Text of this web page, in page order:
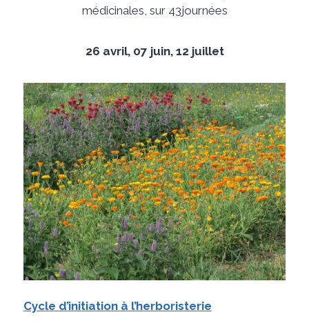
médicinales, sur 43journées
26 avril, 07 juin, 12 juillet
Cycle d’initiation à l’herboristerie